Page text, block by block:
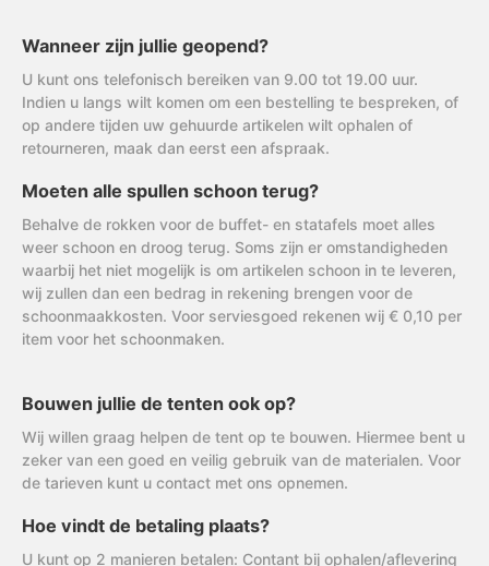
Wanneer zijn jullie geopend?
U kunt ons telefonisch bereiken van 9.00 tot 19.00 uur.
Indien u langs wilt komen om een bestelling te bespreken, of
op andere tijden uw gehuurde artikelen wilt ophalen of
retourneren, maak dan eerst een afspraak.
Moeten alle spullen schoon terug?
Behalve de rokken voor de buffet- en statafels moet alles
weer schoon en droog terug. Soms zijn er omstandigheden
waarbij het niet mogelijk is om artikelen schoon in te leveren,
wij zullen dan een bedrag in rekening brengen voor de
schoonmaakkosten. Voor serviesgoed rekenen wij € 0,10 per
item voor het schoonmaken.
Bouwen jullie de tenten ook op?
Wij willen graag helpen de tent op te bouwen. Hiermee bent u
zeker van een goed en veilig gebruik van de materialen. Voor
de tarieven kunt u contact met ons opnemen.
Hoe vindt de betaling plaats?
U kunt op 2 manieren betalen: Contant bij ophalen/aflevering